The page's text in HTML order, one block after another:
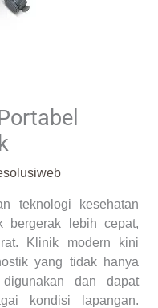
teknologi kesehatan
bergerak lebih cepat,
Klinik modern kini
yang tidak hanya
dan dapat
kondisi lapangan.